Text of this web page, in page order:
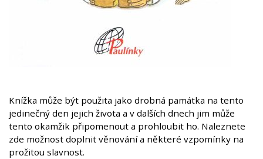
Knížka může být použita jako drobná památka na tento
jedinečný den jejich života a v dalších dnech jim může
tento okamžik připomenout a prohloubit ho. Naleznete
zde možnost doplnit věnování a některé vzpomínky na
prožitou slavnost.